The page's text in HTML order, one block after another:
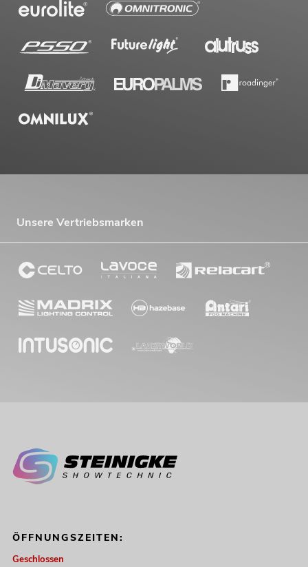
Unsere Vertriebsmarken
ÖFFNUNGSZEITEN:
Geschlossen